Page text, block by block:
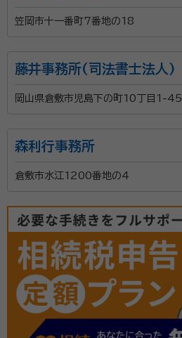
笠岡市十一番町7番地の18
藤井事務所(司法書士法人)
岡山県倉敷市児島下の町10丁目1-45
森利行事務所
倉敷市水江1200番地の4